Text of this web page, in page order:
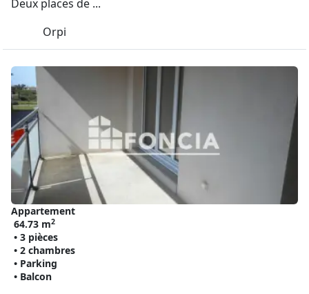
Deux places de ...
Orpi
Appartement
64.73 m2
• 3 pièces
• 2 chambres
• Parking
• Balcon